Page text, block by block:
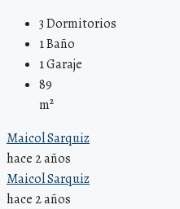
3Dormitorios
1Baño
1Garaje
89
m²
Maicol Sarquiz
hace 2 años
Maicol Sarquiz
hace 2 años